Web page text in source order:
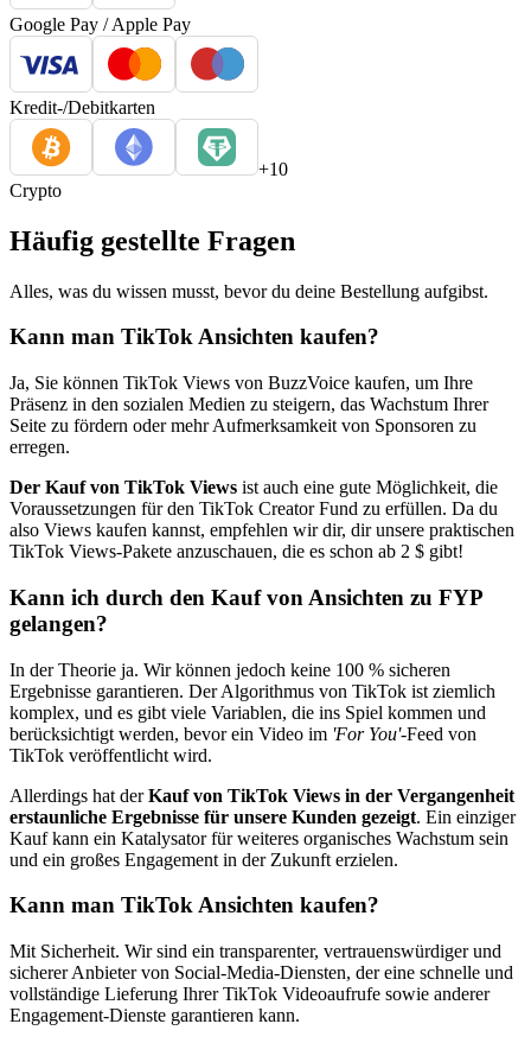
Google Pay / Apple Pay
Kredit-/Debitkarten
+10
Crypto
Häufig gestellte Fragen
Alles, was du wissen musst, bevor du deine Bestellung aufgibst.
Kann man TikTok Ansichten kaufen?
Ja, Sie können TikTok Views von BuzzVoice kaufen, um Ihre
Präsenz in den sozialen Medien zu steigern, das Wachstum Ihrer
Seite zu fördern oder mehr Aufmerksamkeit von Sponsoren zu
erregen.
Der Kauf von TikTok Views ist auch eine gute Möglichkeit, die
Voraussetzungen für den TikTok Creator Fund zu erfüllen. Da du
also Views kaufen kannst, empfehlen wir dir, dir unsere praktischen
TikTok Views-Pakete anzuschauen, die es schon ab 2 $ gibt!
Kann ich durch den Kauf von Ansichten zu FYP
gelangen?
In der Theorie ja. Wir können jedoch keine 100 % sicheren
Ergebnisse garantieren. Der Algorithmus von TikTok ist ziemlich
komplex, und es gibt viele Variablen, die ins Spiel kommen und
berücksichtigt werden, bevor ein Video im 'For You'-Feed von
TikTok veröffentlicht wird.
Allerdings hat derKauf von TikTok Views in der Vergangenheit
erstaunliche Ergebnisse für unsere Kunden gezeigt. Ein einziger
Kauf kann ein Katalysator für weiteres organisches Wachstum sein
und ein großes Engagement in der Zukunft erzielen.
Kann man TikTok Ansichten kaufen?
Mit Sicherheit. Wir sind ein transparenter, vertrauenswürdiger und
sicherer Anbieter von Social-Media-Diensten, der eine schnelle und
vollständige Lieferung Ihrer TikTok Videoaufrufe sowie anderer
Engagement-Dienste garantieren kann.